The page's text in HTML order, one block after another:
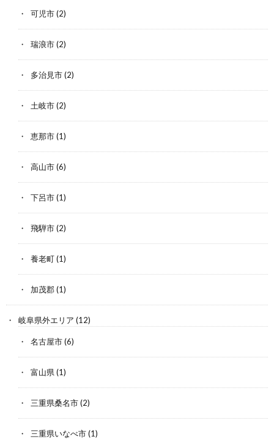
可児市(2)
瑞浪市(2)
多治見市(2)
土岐市(2)
恵那市(1)
高山市(6)
下呂市(1)
飛騨市(2)
養老町(1)
加茂郡(1)
岐阜県外エリア (12)
名古屋市(6)
富山県(1)
三重県桑名市(2)
三重県いなべ市(1)